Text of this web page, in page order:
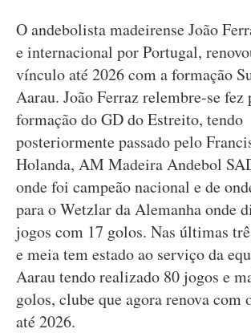
O andebolista madeirense João
e internacional por Portugal,
vínculo até 2026 com a formação
Aarau. João Ferraz relembre-se fez
formação do GD do Estreito, tendo
posteriormente passado pelo
Holanda, AM Madeira Andebol
onde foi campeão nacional e de
para o Wetzlar da Alemanha onde
jogos com 17 golos. Nas últimas
e meia tem estado ao serviço da
Aarau tendo realizado 80 jogos e
golos, clube que agora renova com
até 2026.